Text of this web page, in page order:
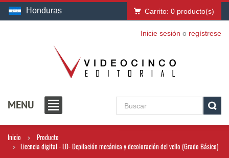
Honduras Carrito: 0 producto(s)
Inicie sesión o regístrese
MENU
Inicio
Producto
Licencia digital - LD- Depilación mecánica y decoloración del vello (Grado Básico)